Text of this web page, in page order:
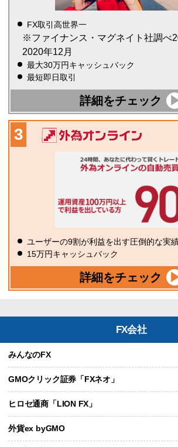
FX取引高世界一
※ファイナンス・マグネイト社調べ
2020年12月
最大30万円キャッシュバック
最短即日取引
詳細をチェック
ユーザーの9割が利益を出す圧倒的な実
15万円キャッシュバック
詳細をチェック
FX会社
みんなのFX
GMOクリック証券「FXネオ」
ヒロセ通商「LION FX」
外貨ex byGMO